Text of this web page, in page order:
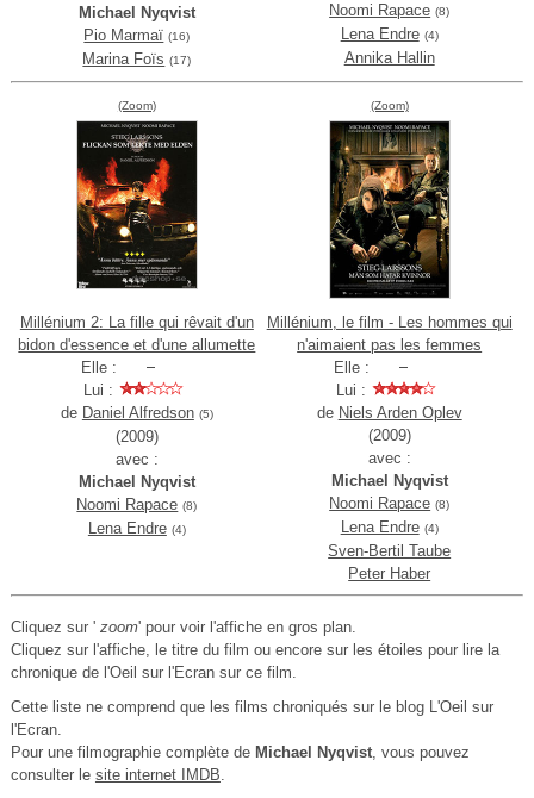
Michael Nyqvist
Pio Marmaï (16)
Marina Foïs (17)
Noomi Rapace (8)
Lena Endre (4)
Annika Hallin
(Zoom)
Millénium 2: La fille qui rêvait d'un
bidon d'essence et d'une allumette
Elle :
Lui :
de Daniel Alfredson (5)
(2009)
avec :
Michael Nyqvist
Noomi Rapace (8)
Lena Endre (4)
(Zoom)
Millénium, le film - Les hommes qui
n'aimaient pas les femmes
Elle :
Lui :
de Niels Arden Oplev
(2009)
avec :
Michael Nyqvist
Noomi Rapace (8)
Lena Endre (4)
Sven-Bertil Taube
Peter Haber
Cliquez sur ' zoom' pour voir l'affiche en gros plan.
Cliquez sur l'affiche, le titre du film ou encore sur les étoiles pour lire la
chronique de l'Oeil sur l'Ecran sur ce film.
Cette liste ne comprend que les films chroniqués sur le blog L'Oeil sur
l'Ecran.
Pour une filmographie complète de Michael Nyqvist, vous pouvez
consulter le site internet IMDB.